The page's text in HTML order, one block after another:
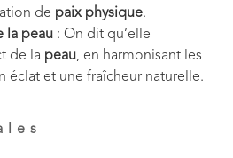
de paix physique.
la peau : On dit qu’elle
de la peau, en harmonisant les
éclat et une fraîcheur naturelle.